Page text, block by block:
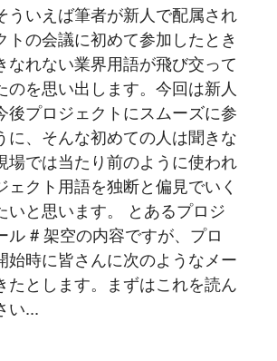
ういえば筆者が新人で配属され
トの会議に初めて参加したとき
なれない業界用語が飛び交って
のを思い出します。今回は新人
後プロジェクトにスムーズに参
に、そんな初めての人は聞きな
場では当たり前のように使われ
ェクト用語を独断と偏見でいく
いと思います。 とあるプロジ
ル # 架空の内容ですが、プロ
始時に皆さんに次のようなメー
たとします。まずはこれを読ん
い...